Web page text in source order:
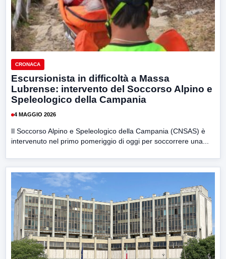
CRONACA
Escursionista in difficoltà a Massa
Lubrense: intervento del Soccorso Alpino e
Speleologico della Campania
4 MAGGIO 2026
Il Soccorso Alpino e Speleologico della Campania (CNSAS) è
intervenuto nel primo pomeriggio di oggi per soccorrere una...